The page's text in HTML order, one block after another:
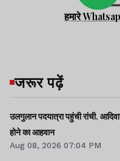
हमारे
जरूर पढ़ें
उलगुलान पदयात्रा पहुंची रांची,
होने का आहवान
Aug 08, 2026 07:04 PM